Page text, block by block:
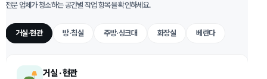
전문 업체가 청소하는 공간별 작업 항목을 확인하세요.
거실·현관 방·침실 주방·싱크대 화장실 베란다
거실 · 현관